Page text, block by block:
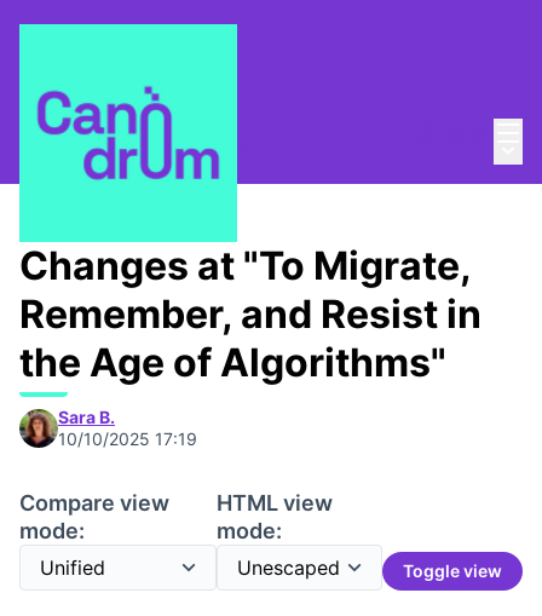
/ Canòdrom Obert
Changes at "To Migrate,
Remember, and Resist in
the Age of Algorithms"
Sara B.
10/10/2025 17:19
Compare view
mode:
HTML view
mode:
Toggle view